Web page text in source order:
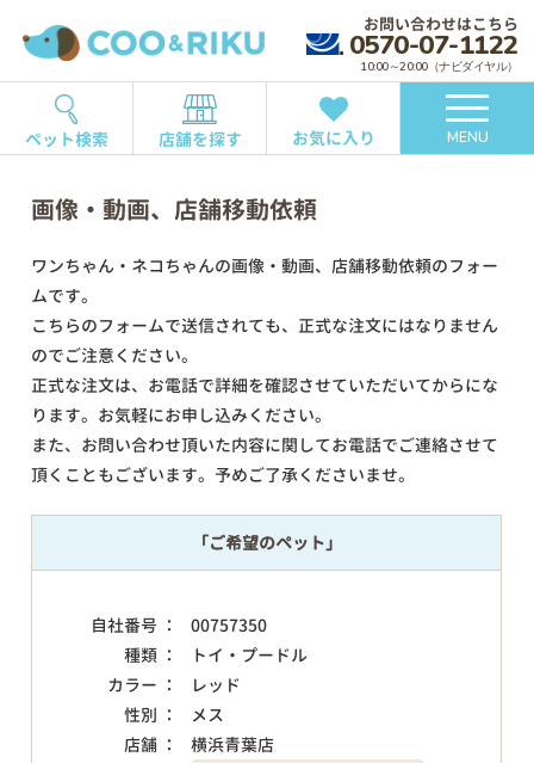
お問い合わせはこちら
0570-07-1122
10:00～20:00（ナビダイヤル）
ペット検索 店舗を探す お気に入り MENU
画像・動画、店舗移動依頼
ワンちゃん・ネコちゃんの画像・動画、店舗移動依頼のフォー
ムです。
こちらのフォームで送信されても、正式な注文にはなりません
のでご注意ください。
正式な注文は、お電話で詳細を確認させていただいてからにな
ります。お気軽にお申し込みください。
また、お問い合わせ頂いた内容に関してお電話でご連絡させて
頂くこともございます。予めご了承くださいませ。
「ご希望のペット」
自社番号 ：
00757350
種類 ：
トイ・プードル
カラー ：
レッド
性別 ：
メス
店舗 ：
横浜青葉店